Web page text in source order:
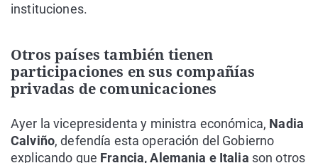
instituciones.
Otros países también tienen
participaciones en sus compañías
privadas de comunicaciones
Ayer la vicepresidenta y ministra económica, Nadia
Calviño, defendía esta operación del Gobierno
explicando que Francia, Alemania e Italia son otros